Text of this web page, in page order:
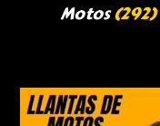
Motos(292)